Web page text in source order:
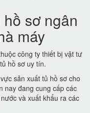
sơ ngân
máy
công ty thiết bị vật tư
hồ sơ uy tín.
sản xuất tủ hồ sơ cho
nay đang cung cấp các
và xuất khẩu ra các